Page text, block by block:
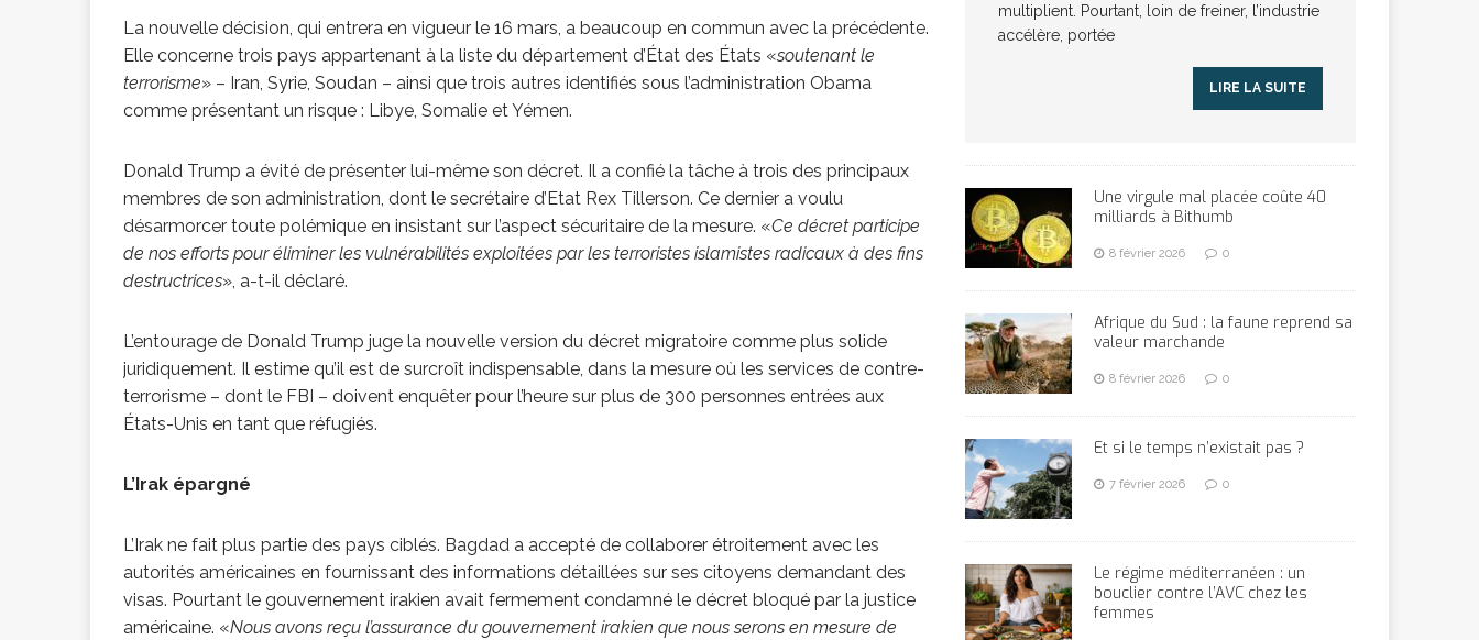
[ 22 septembre 2025 ] L’or de la RDC pillé par une mafia sino-
[ 9 février 2026 ] La fièvre IA dévore la planète tech ARTICLES
La nouvelle décision, qui entrera en vigueur le 16 mars, a beaucoup en commun avec la précédente.
Elle concerne trois pays appartenant à la liste du département d’État des États «soutenant le
terrorisme» – Iran, Syrie, Soudan – ainsi que trois autres identifiés sous l’administration Obama
comme présentant un risque : Libye, Somalie et Yémen.
Donald Trump a évité de présenter lui-même son décret. Il a confié la tâche à trois des principaux
membres de son administration, dont le secrétaire d’Etat Rex Tillerson. Ce dernier a voulu
désarmorcer toute polémique en insistant sur l’aspect sécuritaire de la mesure. «Ce décret participe
de nos efforts pour éliminer les vulnérabilités exploitées par les terroristes islamistes radicaux à des fins
destructrices», a-t-il déclaré.
L’entourage de Donald Trump juge la nouvelle version du décret migratoire comme plus solide
juridiquement. Il estime qu’il est de surcroît indispensable, dans la mesure où les services de contre-
terrorisme – dont le FBI – doivent enquêter pour l’heure sur plus de 300 personnes entrées aux
États-Unis en tant que réfugiés.
L’Irak épargné
L’Irak ne fait plus partie des pays ciblés. Bagdad a accepté de collaborer étroitement avec les
autorités américaines en fournissant des informations détaillées sur ses citoyens demandant des
visas. Pourtant le gouvernement irakien avait fermement condamné le décret bloqué par la justice
américaine. «Nous avons reçu l’assurance du gouvernement irakien que nous serons en mesure de
multiplient. Pourtant, loin de freiner, l’industrie
accélère, portée
LIRE LA SUITE
Une virgule mal placée coûte 40
milliards à Bithumb
8 février 2026 0
Afrique du Sud : la faune reprend sa
valeur marchande
8 février 2026 0
Et si le temps n’existait pas ?
7 février 2026 0
Le régime méditerranéen : un
bouclier contre l’AVC chez les
femmes